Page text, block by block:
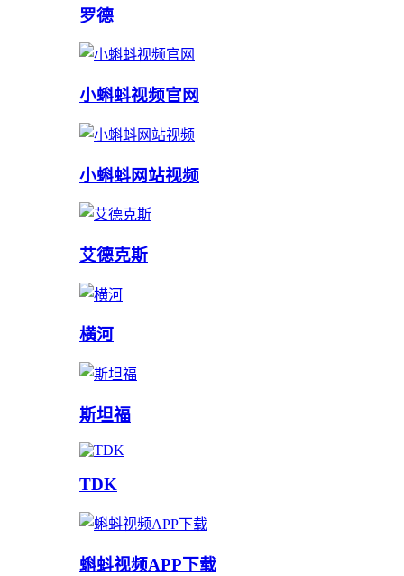
罗德
小蝌蚪视频官网
小蝌蚪网站视频
艾德克斯
横河
斯坦福
TDK
蝌蚪视频APP下载